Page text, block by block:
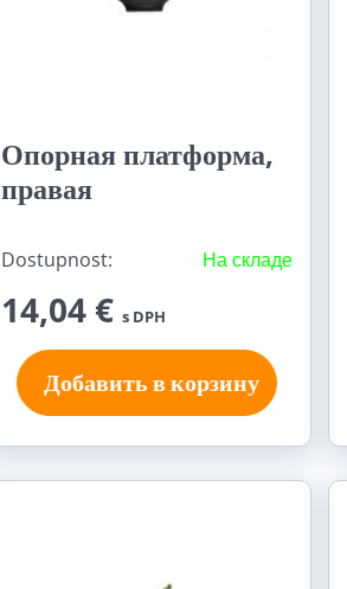
Опорная платформа,
правая
Dostupnost: На складе
14,04 € s DPH
Добавить в корзину